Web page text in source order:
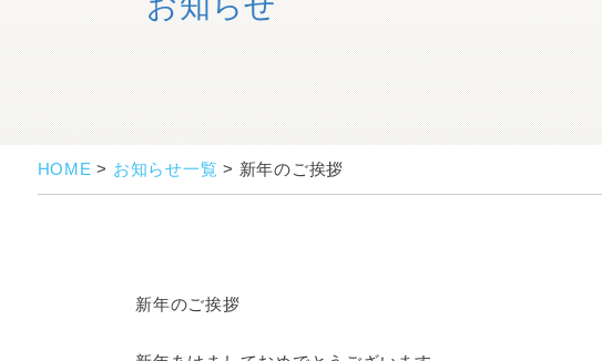
HOME > お知らせ一覧 > 新年のご挨拶
新年のご挨拶